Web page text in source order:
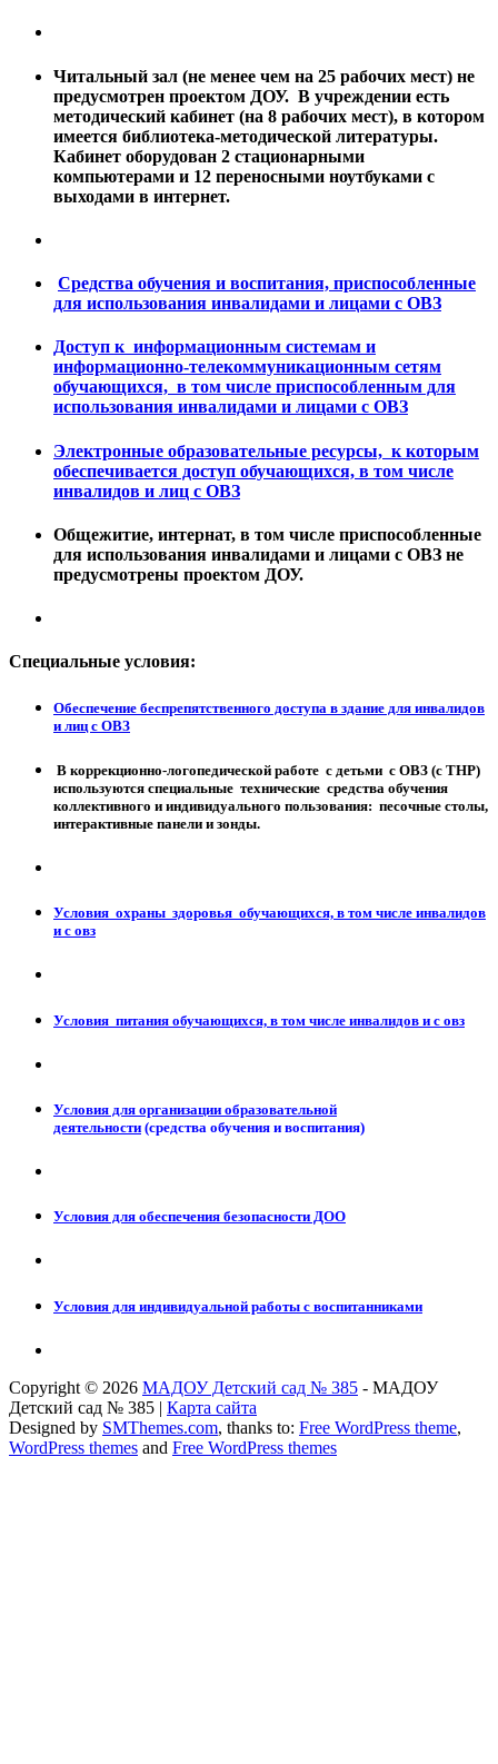
Читальный зал (не менее чем на 25 рабочих мест) не
предусмотрен проектом ДОУ. В учреждении есть
методический кабинет (на 8 рабочих мест), в котором
имеется библиотека-методической литературы.
Кабинет оборудован 2 стационарными
компьютерами и 12 переносными ноутбуками с
выходами в интернет.
Средства обучения и воспитания, приспособленные
для использования инвалидами и лицами с ОВЗ
Доступ к информационным системам и
информационно-телекоммуникационным сетям
обучающихся, в том числе приспособленным для
использования инвалидами и лицами с ОВЗ
Электронные образовательные ресурсы, к которым
обеспечивается доступ обучающихся, в том числе
инвалидов и лиц с ОВЗ
Общежитие, интернат, в том числе приспособленные
для использования инвалидами и лицами с ОВЗ не
предусмотрены проектом ДОУ.
Специальные условия:
Обеспечение беспрепятственного доступа в здание для инвалидов
и лиц с ОВЗ
В коррекционно-логопедической работе с детьми с ОВЗ (с ТНР)
используются специальные технические средства обучения
коллективного и индивидуального пользования: песочные столы,
интерактивные панели и зонды.
Условия охраны здоровья обучающихся, в том числе инвалидов
и с овз
Условия питания обучающихся, в том числе инвалидов и с овз
Условия для организации образовательной
деятельности (средства обучения и воспитания)
Условия для обеспечения безопасности ДОО
Условия для индивидуальной работы с воспитанниками
Copyright © 2026 МАДОУ Детский сад № 385 - МАДОУ
Детский сад № 385 | Карта сайта
Designed by SMThemes.com, thanks to: Free WordPress theme,
WordPress themes and Free WordPress themes